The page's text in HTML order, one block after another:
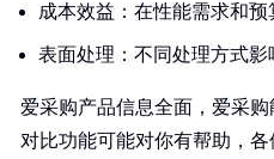
成本效益：在性能需求和
表面处理：不同处理方式
爱采购产品信息全面，爱采
对比功能可能对你有帮助，